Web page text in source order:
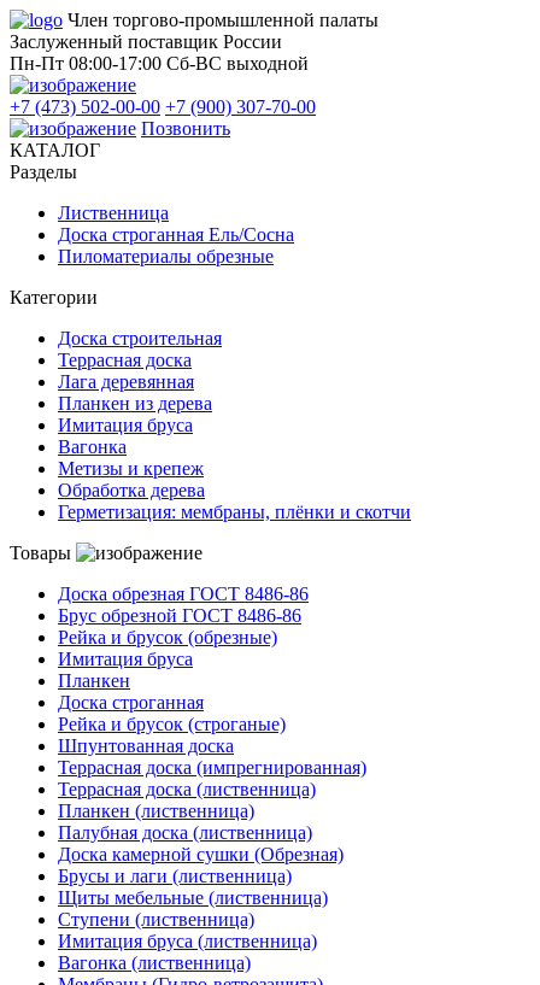
Член торгово-промышленной палаты
Заслуженный поставщик России
Пн-Пт 08:00-17:00 Сб-ВС выходной
+7 (473) 502-00-00 +7 (900) 307-70-00
Позвонить
КАТАЛОГ
Разделы
Лиственница
Доска строганная Ель/Сосна
Пиломатериалы обрезные
Категории
Доска строительная
Террасная доска
Лага деревянная
Планкен из дерева
Имитация бруса
Вагонка
Метизы и крепеж
Обработка дерева
Герметизация: мембраны, плёнки и скотчи
Товары
Доска обрезная ГОСТ 8486-86
Брус обрезной ГОСТ 8486-86
Рейка и брусок (обрезные)
Имитация бруса
Планкен
Доска строганная
Рейка и брусок (строганые)
Шпунтованная доска
Террасная доска (импрегнированная)
Террасная доска (лиственница)
Планкен (лиственница)
Палубная доска (лиственница)
Доска камерной сушки (Обрезная)
Брусы и лаги (лиственница)
Щиты мебельные (лиственница)
Ступени (лиственница)
Имитация бруса (лиственница)
Вагонка (лиственница)